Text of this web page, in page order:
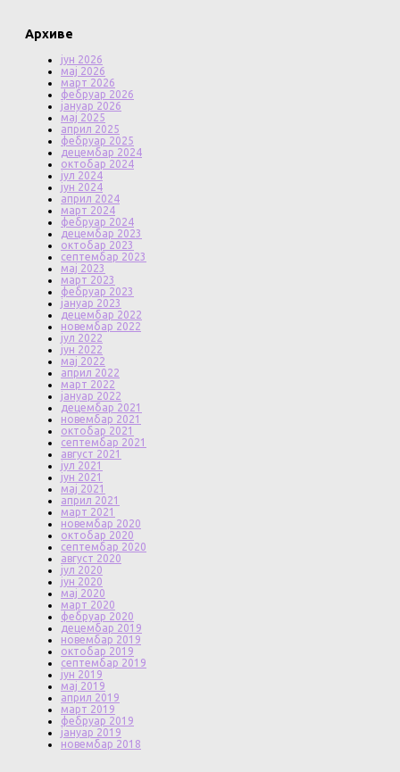
Архиве
јун 2026
мај 2026
март 2026
фебруар 2026
јануар 2026
мај 2025
април 2025
фебруар 2025
децембар 2024
октобар 2024
јул 2024
јун 2024
април 2024
март 2024
фебруар 2024
децембар 2023
октобар 2023
септембар 2023
мај 2023
март 2023
фебруар 2023
јануар 2023
децембар 2022
новембар 2022
јул 2022
јун 2022
мај 2022
април 2022
март 2022
јануар 2022
децембар 2021
новембар 2021
октобар 2021
септембар 2021
август 2021
јул 2021
јун 2021
мај 2021
април 2021
март 2021
новембар 2020
октобар 2020
септембар 2020
август 2020
јул 2020
јун 2020
мај 2020
март 2020
фебруар 2020
децембар 2019
новембар 2019
октобар 2019
септембар 2019
јун 2019
мај 2019
април 2019
март 2019
фебруар 2019
јануар 2019
новембар 2018